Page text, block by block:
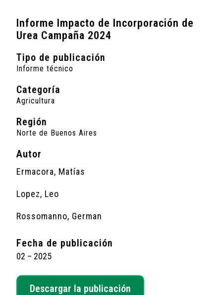
Informe Impacto de Incorporación de
Urea Campaña 2024
Tipo de publicación
Informe técnico
Categoría
Agricultura
Región
Norte de Buenos Aires
Autor
Ermacora, Matías
Lopez, Leo
Rossomanno, German
Fecha de publicación
02 – 2025
Descargar la publicación